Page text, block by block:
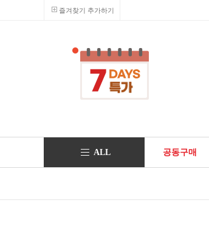
즐겨찾기 추가하기
ALL 공동구매